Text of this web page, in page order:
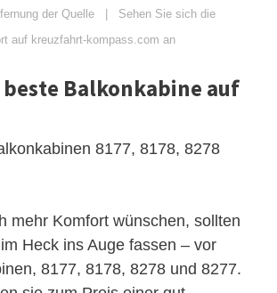
der Quelle | Sehen Sie sich die
auf kreuzfahrt-kompass.com an
beste Balkonkabine auf
8177, 8178, 8278
mehr Komfort wünschen, sollten
Heck ins Auge fassen – vor
8177, 8178, 8278 und 8277.